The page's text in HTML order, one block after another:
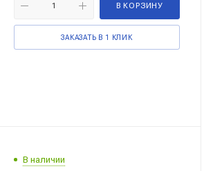
В КОРЗИНУ
ЗАКАЗАТЬ В 1 КЛИК
В наличии